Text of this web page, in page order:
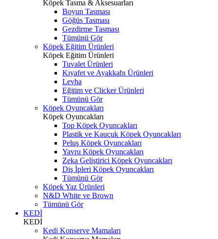
Köpek Tasma & Aksesuarları
Boyun Tasması
Göğüs Tasması
Gezdirme Tasması
Tümünü Gör
Köpek Eğitim Ürünleri
Köpek Eğitim Ürünleri
Tuvalet Ürünleri
Kıyafet ve Ayakkabı Ürünleri
Levha
Eğitim ve Clicker Ürünleri
Tümünü Gör
Köpek Oyuncakları
Köpek Oyuncakları
Top Köpek Oyuncakları
Plastik ve Kauçuk Köpek Oyuncakları
Peluş Köpek Oyuncakları
Yavru Köpek Oyuncakları
Zeka Geliştirici Köpek Oyuncakları
Diş İpleri Köpek Oyuncakları
Tümünü Gör
Köpek Yaz Ürünleri
N&D White ve Brown
Tümünü Gör
KEDİ
KEDİ
Kedi Konserve Mamaları